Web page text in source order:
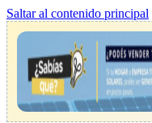
Saltar al contenido principal